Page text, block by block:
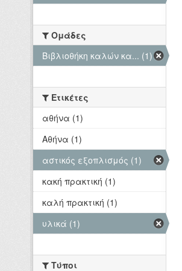
Ομάδες
Βιβλιοθήκη καλών κα... (1)
Ετικέτες
αθήνα (1)
Αθήνα (1)
αστικός εξοπλισμός (1)
κακή πρακτική (1)
καλή πρακτική (1)
υλικά (1)
Τύποι